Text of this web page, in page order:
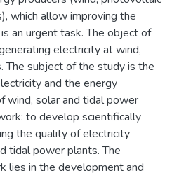
which allow improving the
an urgent task. The object of
electricity at wind,
The subject of the study is the
and the energy
wind, solar and tidal power
to develop scientifically
the quality of electricity
tidal power plants. The
lies in the development and